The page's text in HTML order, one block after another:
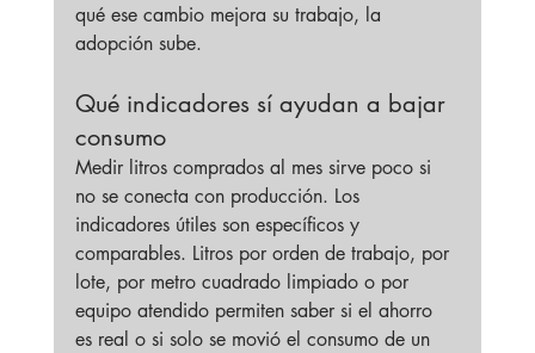
qué ese cambio mejora su trabajo, la
adopción sube.
Qué indicadores sí ayudan a bajar
consumo
Medir litros comprados al mes sirve poco si
no se conecta con producción. Los
indicadores útiles son específicos y
comparables. Litros por orden de trabajo, por
lote, por metro cuadrado limpiado o por
equipo atendido permiten saber si el ahorro
es real o si solo se movió el consumo de un